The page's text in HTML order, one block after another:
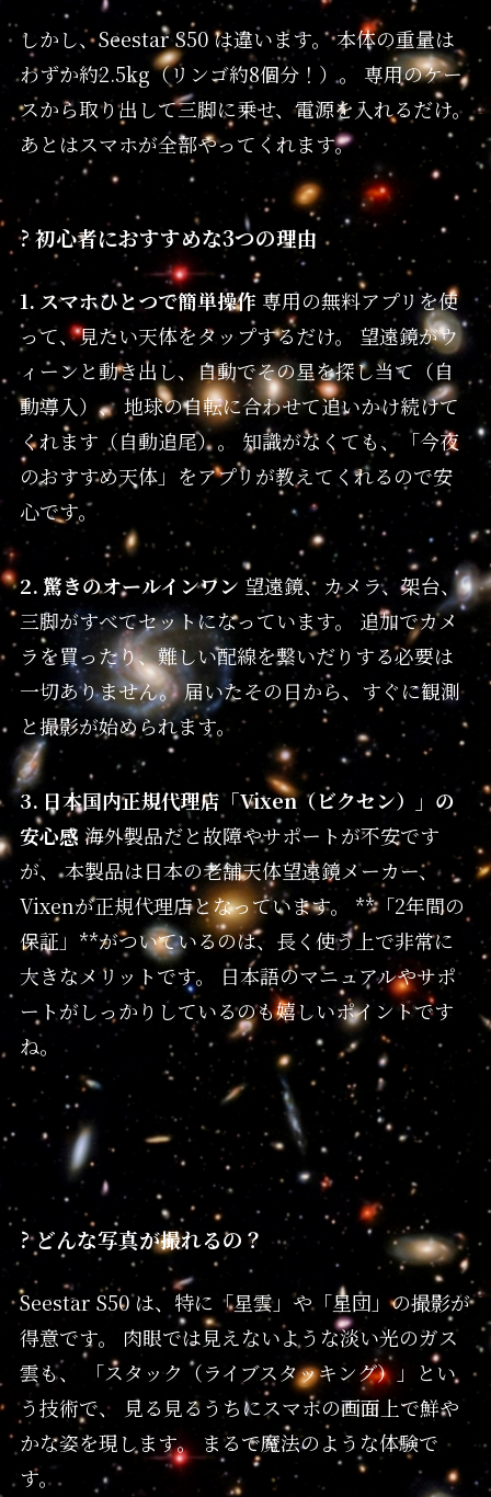
しかし、Seestar S50 は違います。 本体の重量は
わずか約2.5kg（リンゴ約8個分！）。 専用のケー
スから取り出して三脚に乗せ、電源を入れるだけ。
あとはスマホが全部やってくれます。
? 初心者におすすめな3つの理由
1. スマホひとつで簡単操作専用の無料アプリを使
って、見たい天体をタップするだけ。 望遠鏡がウ
ィーンと動き出し、自動でその星を探し当て（自
動導入）、 地球の自転に合わせて追いかけ続けて
くれます（自動追尾）。 知識がなくても、「今夜
のおすすめ天体」をアプリが教えてくれるので安
心です。
2. 驚きのオールインワン 望遠鏡、カメラ、架台、
三脚がすべてセットになっています。 追加でカメ
ラを買ったり、難しい配線を繋いだりする必要は
一切ありません。 届いたその日から、すぐに観測
と撮影が始められます。
3. 日本国内正規代理店「Vixen（ビクセン）」の
安心感 海外製品だと故障やサポートが不安です
が、 本製品は日本の老舗天体望遠鏡メーカー、
Vixenが正規代理店となっています。 **「2年間の
保証」**がついているのは、長く使う上で非常に
大きなメリットです。 日本語のマニュアルやサポ
ートがしっかりしているのも嬉しいポイントです
ね。
? どんな写真が撮れるの？
Seestar S50 は、特に「星雲」や「星団」の撮影が
得意です。 肉眼では見えないような淡い光のガス
雲も、 「スタック（ライブスタッキング）」とい
う技術で、 見る見るうちにスマホの画面上で鮮や
かな姿を現します。 まるで魔法のような体験で
す。